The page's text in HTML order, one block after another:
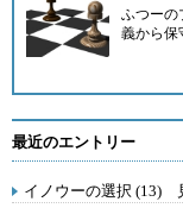
ふつーの
義から保
最近のエントリー
イノウーの選択 (13)